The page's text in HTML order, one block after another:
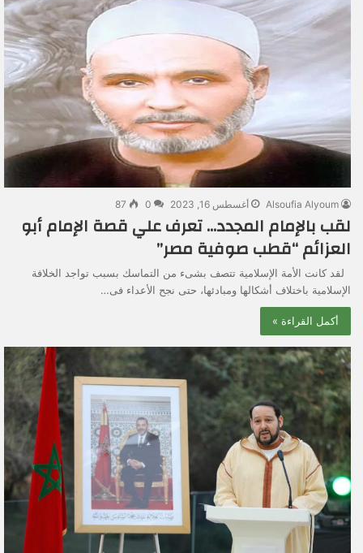
Alsoufia Alyoum أغسطس 16, 2023 0
87
لقب بالإمام المجدد… تعرف علي قصة الإمام أبو
العزائم “قطب صوفية مصر”
لقد كانت الأمة الإسلامية تتصف بشىء من التماسك بسبب تواجد الخلافة
الإسلامية باختلاف أشكالها ومبادئها، حتى نجح الأعداء فى…
أكمل القراءة »